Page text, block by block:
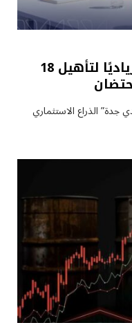
وادي جدة” تطلق معسكرًا رياديًا لتأهيل 18
“وادي جدة” الذراع الاستثماري